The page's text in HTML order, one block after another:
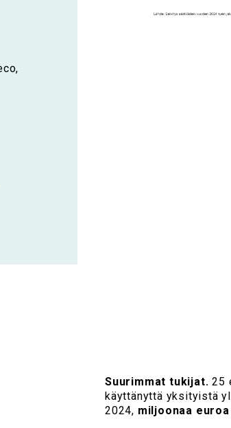
Suurimmat tukijat.25
käyttänyttä yksityistä
2024, miljoonaa euroa